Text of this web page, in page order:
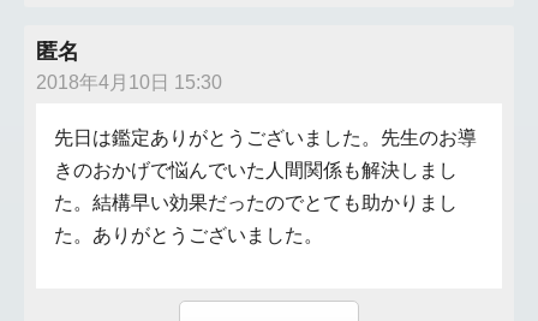
匿名
2018年4月10日 15:30
先日は鑑定ありがとうございました。先生のお導
きのおかげで悩んでいた人間関係も解決しまし
た。結構早い効果だったのでとても助かりまし
た。ありがとうございました。